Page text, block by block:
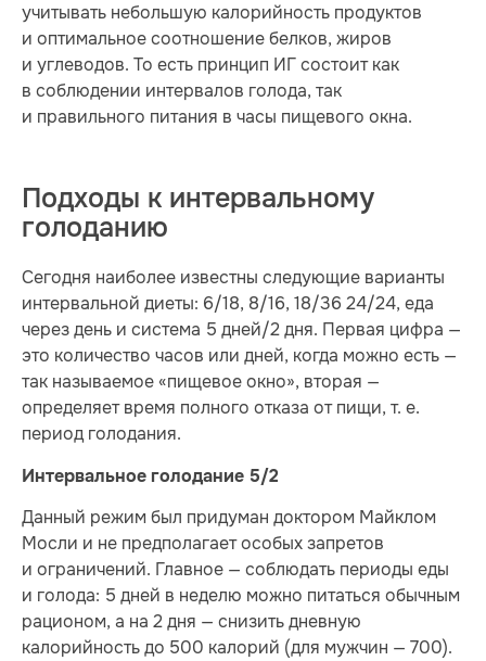
учитывать небольшую калорийность продуктов
и оптимальное соотношение белков, жиров
и углеводов. То есть принцип ИГ состоит как
в соблюдении интервалов голода, так
и правильного питания в часы пищевого окна.
Подходы к интервальному
голоданию
Сегодня наиболее известны следующие варианты
интервальной диеты: 6/18, 8/16, 18/36 24/24, еда
через день и система 5 дней/2 дня. Первая цифра —
это количество часов или дней, когда можно есть —
так называемое «пищевое окно», вторая —
определяет время полного отказа от пищи, т. е.
период голодания.
Интервальное голодание 5/2
Данный режим был придуман доктором Майклом
Мосли и не предполагает особых запретов
и ограничений. Главное — соблюдать периоды еды
и голода: 5 дней в неделю можно питаться обычным
рационом, а на 2 дня — снизить дневную
калорийность до 500 калорий (для мужчин — 700).